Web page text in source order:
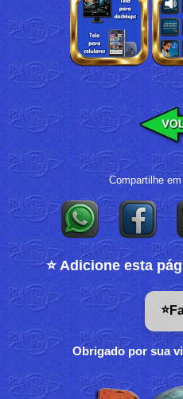
Compartilhe
⭐ Adicione esta
⭐
Obrigado por sua